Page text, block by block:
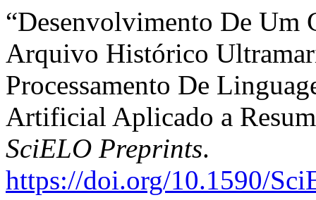
“Desenvolvimento De Um
Arquivo Histórico
Processamento De
Artificial Aplicado a
SciELO Preprints.
https://doi.org/10.1590/